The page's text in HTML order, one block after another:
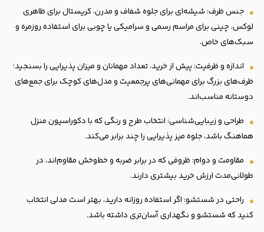
جنس ظرف: شیشه‌ای برای جلوه شفاف و مدرن، کریستال برای ظاهری
لوکس، چینی برای مراسم رسمی و سرامیکی یا چوبی برای استفاده روزمره و
سبک‌های خاص.
اندازه و ظرفیت: پیش از خرید، تعداد مهمانان و میزان پذیرایی را بسنجید؛
ظرف‌های بزرگ برای مهمانی‌های پرجمعیت و مدل‌های کوچک برای جمع‌های
دوستانه مناسب‌اند.
طراحی و زیبایی‌شناسی: انتخاب طرح و رنگی که با دکوراسیون منزل
هماهنگ باشد، جلوه میز پذیرایی را چند برابر می‌کند.
مقاومت و دوام: ظروفی که در برابر ضربه و خط‌وخش مقاوم‌اند، در
طولانی‌مدت ارزش خرید بیشتری دارند.
راحتی در شستشو: اگر استفاده روزانه دارید، بهتر است مدلی انتخاب
کنید که شستشو و نگهداری آسان‌تری داشته باشد.